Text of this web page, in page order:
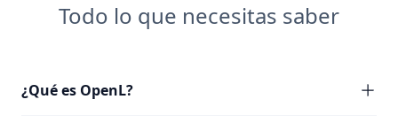
Todo lo que necesitas saber
¿Qué es OpenL?